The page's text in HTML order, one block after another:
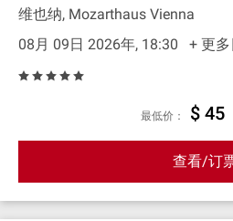
维也纳, Mozarthaus Vienna
08月 09日 2026年, 18:30
+ 更
最低价： $ 45
查看/订